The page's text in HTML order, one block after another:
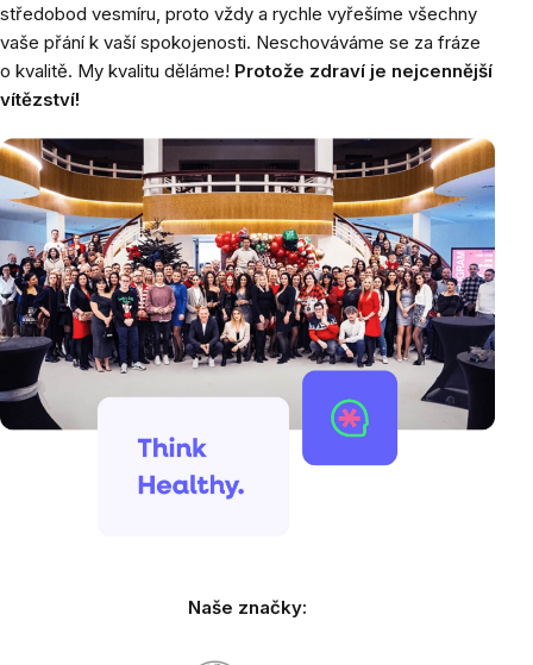
středobod vesmíru, proto vždy a rychle vyřešíme všechny
vaše přání k vaší spokojenosti. Neschováváme se za fráze
o kvalitě. My kvalitu děláme! Protože zdraví je nejcennější
vítězství!
Naše značky: